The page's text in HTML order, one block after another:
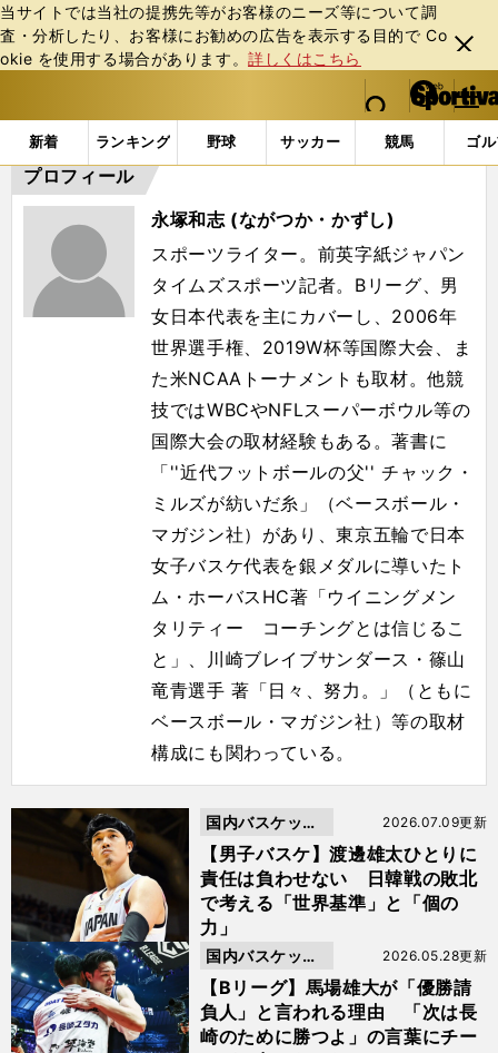
当サイトでは当社の提携先等がお客様のニーズ等について調
査・分析したり、お客様にお勧めの広告を表⽰する⽬的で Co
okie を使⽤する場合があります。詳しくはこちら
閉じ
る
web Sportiva (webスポルティーバ)
検索
マイペ
ー
ジ
メニュ
新着 ランキング 野球 サッカー 競馬 ゴ
b
ス
ポ
ル
バ
「#永塚和志」の最新ニュース・ 情報
プロフィール
永塚和志 (ながつか・かずし)
スポーツライター。前英字紙ジャパン
タイムズスポーツ記者。 Bリーグ、男
女日本代表を主にカバーし、2006年
世界選手権、 2019W杯等国際大会、ま
た米NCAAトーナメントも取材。他競
技ではWBCやNFLスーパーボウル等の
国際大会の取材経験 もある。著書に
「''近代フットボールの父'' チャック・
ミルズが紡いだ糸」（ベースボール・
マガジン社） があり、東京五輪で日本
女子バスケ代表を銀メダルに導いたト
ム・ホーバスHC著「ウイニングメン
タリティー コーチングとは信じるこ
と」、川崎ブレイブサンダース・ 篠山
竜青選手 著「日々、努力。」（ともに
ベースボール・マガジン社）等の取材
構成にも関わっている。
【男子バスケ】渡邊雄太ひとりに
責任は負わせない 日韓戦の敗北
で考える「世界基準」と「個の
力」
2026.07.09更新
国内バスケット
ボール
【Bリーグ】馬場雄大が「優勝請
負人」と言われる理由 「次は長
崎のために勝つよ」の言葉にチー
2026.05.28更新
国内バスケット
ボール